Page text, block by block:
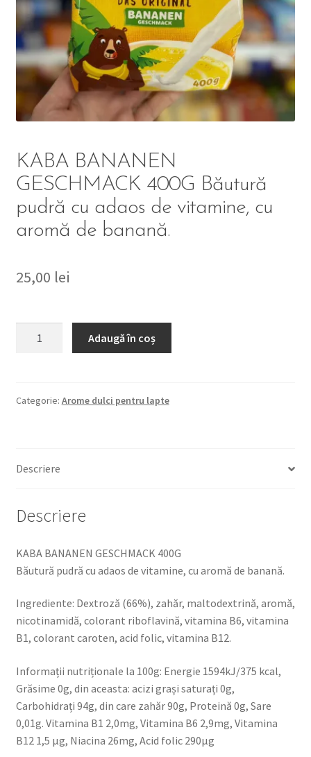
DETERGENT
SOLUȚII CURĂȚENIE
ÎNGRIJIRE
PERSONALĂ
TROLERE
ARTICOLE VOIAJ
KABA BANANEN
GESCHMACK 400G Băutură
pudră cu adaos de vitamine, cu
aromă de banană.
25,00 lei
400G
adaos
cu
de
banană.
Adaugă în coș
Categorie: Arome dulci pentru lapte
Descriere
Descriere
KABA BANANEN GESCHMACK 400G
Băutură pudră cu adaos de vitamine, cu aromă de banană.
Ingrediente: Dextroză (66%), zahăr, maltodextrină, aromă,
nicotinamidă, colorant riboflavină, vitamina B6, vitamina
B1, colorant caroten, acid folic, vitamina B12.
Informații nutriționale la 100g: Energie 1594kJ/375 kcal,
Grăsime 0g, din aceasta: acizi grași saturați 0g,
Carbohidrați 94g, din care zahăr 90g, Proteină 0g, Sare
0,01g. Vitamina B1 2,0mg, Vitamina B6 2,9mg, Vitamina
B12 1,5 µg, Niacina 26mg, Acid folic 290µg